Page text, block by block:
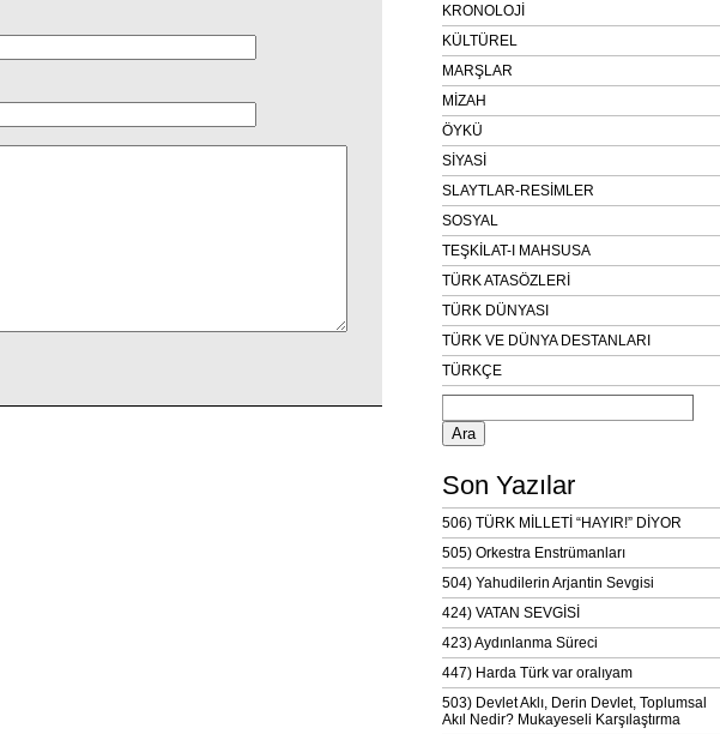
KRONOLOJİ
KÜLTÜREL
MARŞLAR
MİZAH
ÖYKÜ
SİYASİ
SLAYTLAR-RESİMLER
SOSYAL
TEŞKİLAT-I MAHSUSA
TÜRK ATASÖZLERİ
TÜRK DÜNYASI
TÜRK VE DÜNYA DESTANLARI
TÜRKÇE
Arama:
Son Yazılar
506) TÜRK MİLLETİ “HAYIR!” DİYOR
505) Orkestra Enstrümanları
504) Yahudilerin Arjantin Sevgisi
424) VATAN SEVGİSİ
423) Aydınlanma Süreci
447) Harda Türk var oralıyam
503) Devlet Aklı, Derin Devlet, Toplumsal
Akıl Nedir? Mukayeseli Karşılaştırma